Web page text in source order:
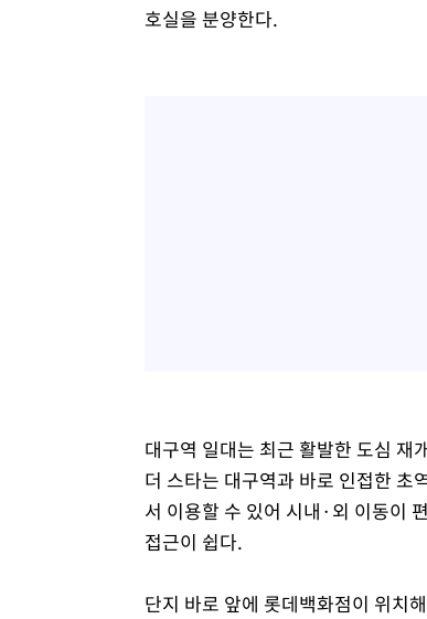
호실을 분양한다.
대구역 일대는 최근 활발한 도심 재
더 스타는 대구역과 바로 인접한 초
서 이용할 수 있어 시내·외 이동이
접근이 쉽다.
단지 바로 앞에 롯데백화점이 위치